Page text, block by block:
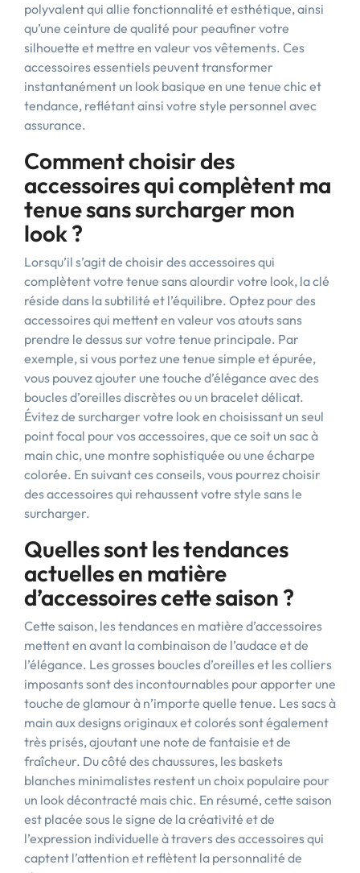
polyvalent qui allie fonctionnalité et esthétique, ainsi
qu’une ceinture de qualité pour peaufiner votre
silhouette et mettre en valeur vos vêtements. Ces
accessoires essentiels peuvent transformer
instantanément un look basique en une tenue chic et
tendance, reflétant ainsi votre style personnel avec
assurance.
Comment choisir des
accessoires qui complètent ma
tenue sans surcharger mon
look ?
Lorsqu’il s’agit de choisir des accessoires qui
complètent votre tenue sans alourdir votre look, la clé
réside dans la subtilité et l’équilibre. Optez pour des
accessoires qui mettent en valeur vos atouts sans
prendre le dessus sur votre tenue principale. Par
exemple, si vous portez une tenue simple et épurée,
vous pouvez ajouter une touche d’élégance avec des
boucles d’oreilles discrètes ou un bracelet délicat.
Évitez de surcharger votre look en choisissant un seul
point focal pour vos accessoires, que ce soit un sac à
main chic, une montre sophistiquée ou une écharpe
colorée. En suivant ces conseils, vous pourrez choisir
des accessoires qui rehaussent votre style sans le
surcharger.
Quelles sont les tendances
actuelles en matière
d’accessoires cette saison ?
Cette saison, les tendances en matière d’accessoires
mettent en avant la combinaison de l’audace et de
l’élégance. Les grosses boucles d’oreilles et les colliers
imposants sont des incontournables pour apporter une
touche de glamour à n’importe quelle tenue. Les sacs à
main aux designs originaux et colorés sont également
très prisés, ajoutant une note de fantaisie et de
fraîcheur. Du côté des chaussures, les baskets
blanches minimalistes restent un choix populaire pour
un look décontracté mais chic. En résumé, cette saison
est placée sous le signe de la créativité et de
l’expression individuelle à travers des accessoires qui
captent l’attention et reflètent la personnalité de